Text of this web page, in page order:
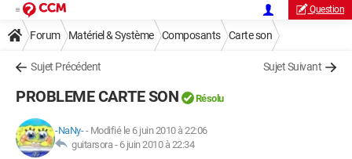
Question
Forum Matériel & Système Composants Carte son
Sujet Précédent Sujet Suivant
PROBLEME CARTE SON Résolu
-NaNy-- Modifié le 6 juin 2010 à 22:06
guitarsora - 6 juin 2010 à 22:34